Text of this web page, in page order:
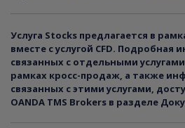
Услуга Stocks предлагается в
вместе с услугой CFD. Подробная
связанных с отдельными
рамках кросс-продаж, а также
связанных с этими услугами,
OANDA TMS Brokers в разделе